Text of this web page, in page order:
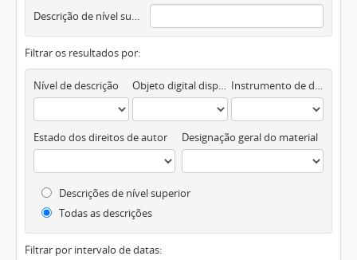
Descrição de nível superior
Filtrar os resultados por:
Nível de descrição Objeto digital disponível Instrumento de descrição documental
Estado dos direitos de autor Designação geral do material
Descrições de nível superior
Todas as descrições
Filtrar por intervalo de datas: